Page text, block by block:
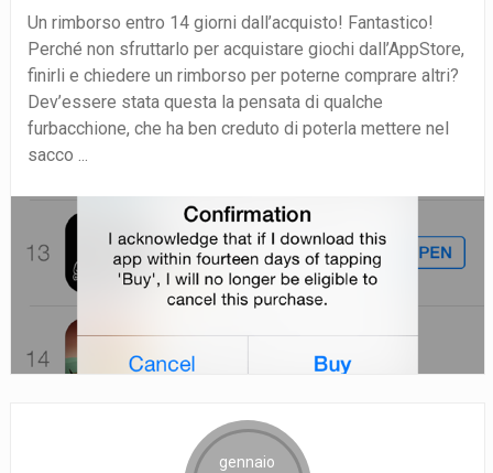
Un rimborso entro 14 giorni dall’acquisto! Fantastico!
Perché non sfruttarlo per acquistare giochi dall’AppStore,
finirli e chiedere un rimborso per poterne comprare altri?
Dev’essere stata questa la pensata di qualche
furbacchione, che ha ben creduto di poterla mettere nel
sacco ...
gennaio